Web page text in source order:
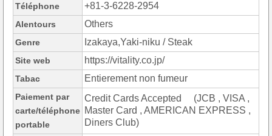
Téléphone +81-3-6228-2954
Alentours Others
Genre Izakaya,Yaki-niku / Steak
Site web https://vitality.co.jp/
Tabac Entierement non fumeur
Paiement par
carte/téléphone
portable
Credit Cards Accepted (JCB , VISA ,
Master Card , AMERICAN EXPRESS ,
Diners Club)